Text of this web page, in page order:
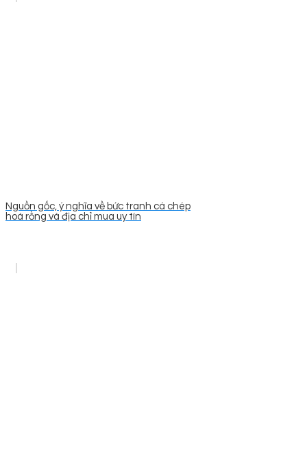
Nguồn gốc, ý nghĩa về bức tranh cá chép
hoá rồng và địa chỉ mua uy tín